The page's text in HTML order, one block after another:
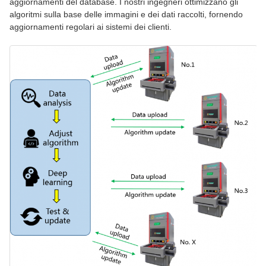
algoritmi sulla base delle immagini e dei dati raccolti, fornendo
aggiornamenti regolari ai sistemi dei clienti.